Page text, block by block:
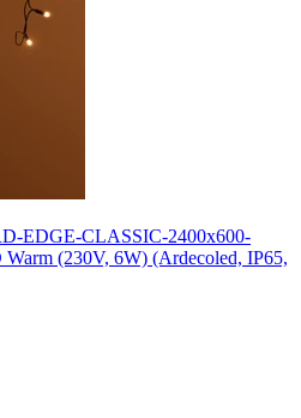
EDGE-CLASSIC-2400x600-
(230V, 6W) (Ardecoled, IP65,